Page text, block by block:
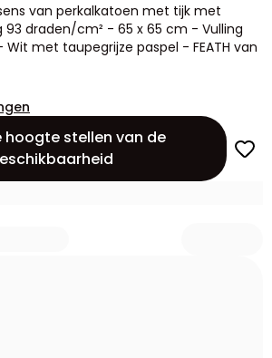
van perkalkatoen met tijk met
draden/cm² - 65 x 65 cm - Vulling
met taupegrijze paspel - FEATH van
hoogte stellen van de